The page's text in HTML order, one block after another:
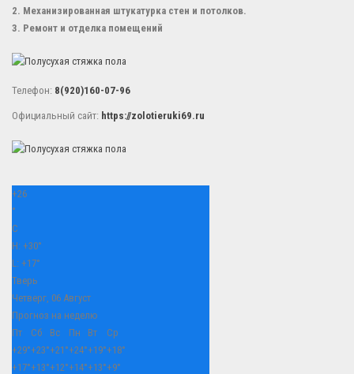
2. Механизированная штукатурка стен и потолков.
3. Ремонт и отделка помещений
Телефон: 8(920)160-07-96
Официальный сайт: https://zolotieruki69.ru
+26
°
C
H: +30°
L: +17°
Тверь
Четверг, 06 Август
Прогноз на неделю
Пт
Сб Вс Пн Вт
Ср
+29°+23°+21°+24°+19°+18°
+17°+13°+12°+14°+13°+9°